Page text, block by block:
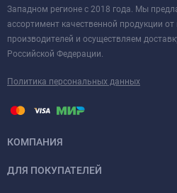
Западном регионе с 2018 года. Мы
ассортимент качественной продукции
производителей и осуществляем
Российской Федерации.
Политика персональных данных
КОМПАНИЯ
ДЛЯ ПОКУПАТЕЛЕЙ